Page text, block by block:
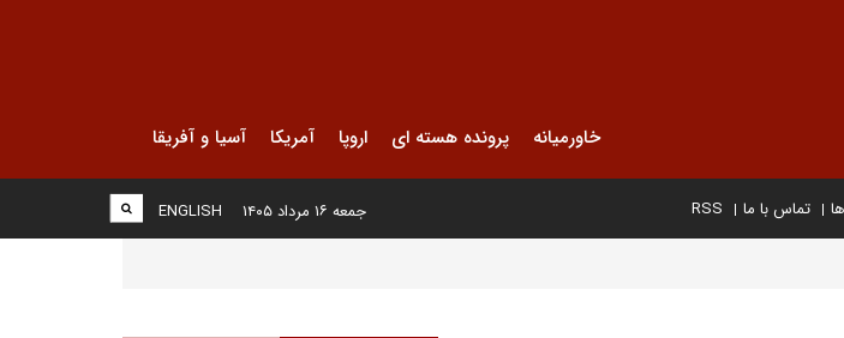
خاورمیانه پرونده هسته ای اروپا آمریکا آسیا و آفریقا
تماس با ما RSS
ENGLISH جمعه ۱۶ مرداد ۱۴۰۵